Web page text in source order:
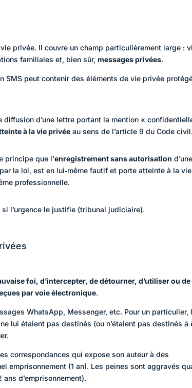
privée. Il couvre un champ particulièrement large :
familiales et, bien sûr,messages privées.
SMS peut contenir des éléments de vie privée
diffusion d’une lettre portant la mention «
à la vie privée au sens de l’article 9 du Code civil.
principe que l’enregistrement sans autorisation d’une
la loi, est en lui‑même fautif et porte atteinte à la vie
professionnelle.
l’urgence le justifie (tribunal judiciaire).
foi, d’intercepter, de détourner, d’utiliser ou de
par voie électronique.
WhatsApp, Messenger, etc. Pour un particulier,
lui étaient pas destinés (ou n’étaient pas destinés à
correspondances qui expose son auteur à des
emprisonnement (1 an). Les peines sont aggravés
d’emprisonnement).